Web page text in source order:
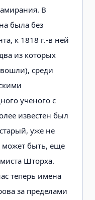
В
была без
к 1818 г.-в ней
из которых
среди
ученого с
известен был
уже не
может быть, еще
Шторха.
теперь имена
за пределами